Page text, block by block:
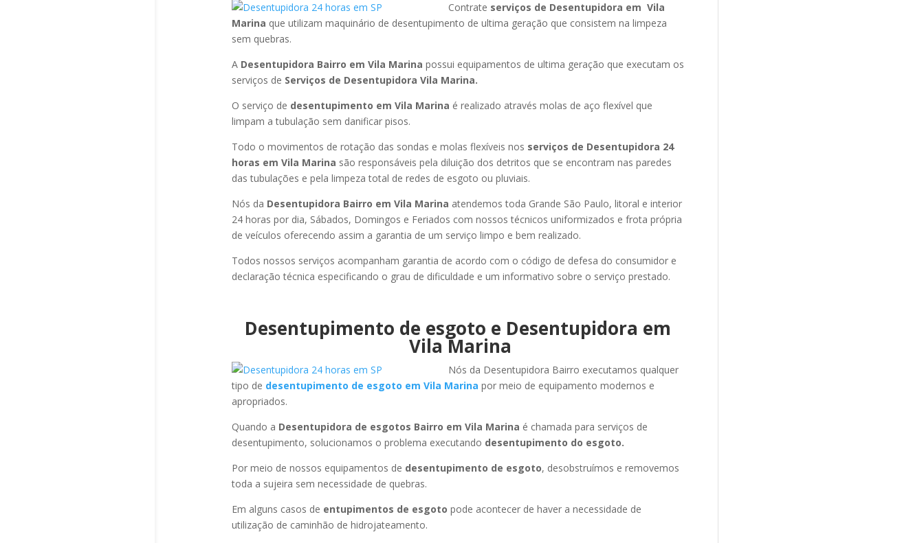
Contrate serviços de Desentupidora em Vila
Marina que utilizam maquinário de desentupimento de ultima geração que consistem na limpeza
sem quebras.
A Desentupidora Bairro em Vila Marina possui equipamentos de ultima geração que executam os
serviços de Serviços de Desentupidora Vila Marina.
O serviço de desentupimento em Vila Marina é realizado através molas de aço flexível que
limpam a tubulação sem danificar pisos.
Todo o movimentos de rotação das sondas e molas flexíveis nos serviços de Desentupidora 24
horas em Vila Marina são responsáveis pela diluição dos detritos que se encontram nas paredes
das tubulações e pela limpeza total de redes de esgoto ou pluviais.
Nós da Desentupidora Bairro em Vila Marina atendemos toda Grande São Paulo, litoral e interior
24 horas por dia, Sábados, Domingos e Feriados com nossos técnicos uniformizados e frota própria
de veículos oferecendo assim a garantia de um serviço limpo e bem realizado.
Todos nossos serviços acompanham garantia de acordo com o código de defesa do consumidor e
declaração técnica especificando o grau de dificuldade e um informativo sobre o serviço prestado.
Desentupimento de esgoto e Desentupidora em
Vila Marina
Nós da Desentupidora Bairro executamos qualquer
tipo de desentupimento de esgoto em Vila Marina por meio de equipamento modernos e
apropriados.
Quando a Desentupidora de esgotos Bairro em Vila Marina é chamada para serviços de
desentupimento, solucionamos o problema executando desentupimento do esgoto.
Por meio de nossos equipamentos de desentupimento de esgoto, desobstruímos e removemos
toda a sujeira sem necessidade de quebras.
Em alguns casos de entupimentos de esgoto pode acontecer de haver a necessidade de
utilização de caminhão de hidrojateamento.